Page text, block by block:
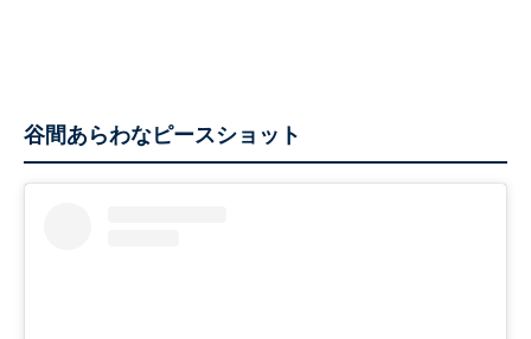
谷間あらわなピースショット